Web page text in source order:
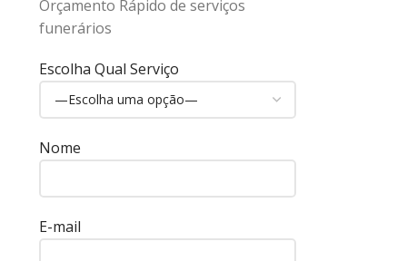
Orçamento Rápido de serviços
funerários
Escolha Qual Serviço
Nome
E-mail